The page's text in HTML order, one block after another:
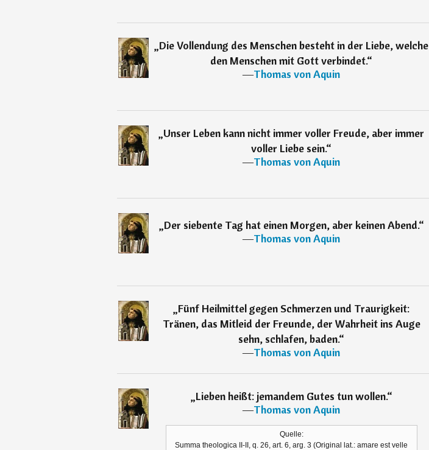
„Die Vollendung des Menschen besteht in der Liebe, welche
den Menschen mit Gott verbindet.“
―Thomas von Aquin
„Unser Leben kann nicht immer voller Freude, aber immer
voller Liebe sein.“
―Thomas von Aquin
„Der siebente Tag hat einen Morgen, aber keinen Abend.“
―Thomas von Aquin
„Fünf Heilmittel gegen Schmerzen und Traurigkeit:
Tränen, das Mitleid der Freunde, der Wahrheit ins Auge
sehn, schlafen, baden.“
―Thomas von Aquin
„Lieben heißt: jemandem Gutes tun wollen.“
―Thomas von Aquin
Quelle:
Summa theologica II-II, q. 26, art. 6, arg. 3 (Original lat.: amare est velle